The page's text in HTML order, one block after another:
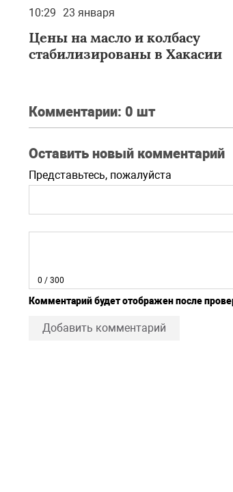
10:29 23 января
Цены на масло и колбасу
стабилизированы в Хакасии
Комментарии: 0 шт
Оставить новый комментарий
Представьтесь, пожалуйста
0 / 300
Комментарий будет отображен после
Добавить комментарий